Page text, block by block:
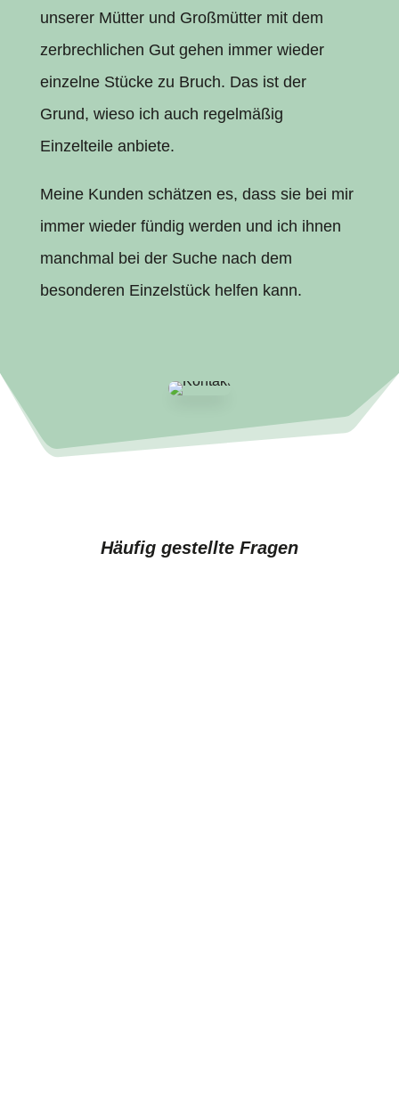
unserer Mütter und Großmütter mit dem
zerbrechlichen Gut gehen immer wieder
einzelne Stücke zu Bruch. Das ist der
Grund, wieso ich auch regelmäßig
Einzelteile anbiete.
Meine Kunden schätzen es, dass sie bei mir
immer wieder fündig werden und ich ihnen
manchmal bei der Suche nach dem
besonderen Einzelstück helfen kann.
Häufig gestellte Fragen